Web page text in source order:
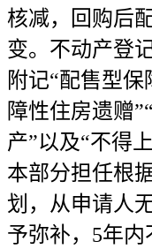
核减，回购后
变。不动产登
附记“配售型
障性住房遗赠
产”以及“不得
本部分担任根
划，从申请人
予弥补，5年